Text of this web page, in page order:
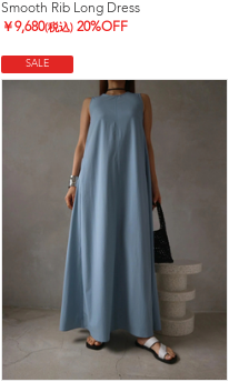
Smooth Rib Long Dress
￥9,680(税込) 20%OFF
SALE